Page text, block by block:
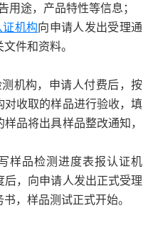
用途，产品特性等信息；
证机构向申请人发出受理通
件和资料。
机构，申请人付费后，按
收取的样品进行验收，填
品将出具样品整改通知，
样品检测进度表报认证机
，向申请人发出正式受理
，样品测试正式开始。